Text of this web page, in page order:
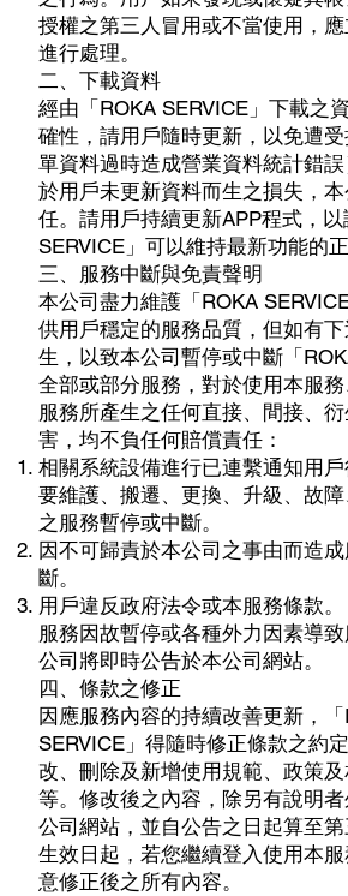
授權之第三人冒用或不當使用，
進行處理。
二、下載資料
經由「ROKA SERVICE」下載之
確性，請用戶隨時更新，以免遭
單資料過時造成營業資料統計錯
於用戶未更新資料而生之損失，
任。請用戶持續更新APP程式，
SERVICE」可以維持最新功能的正
三、服務中斷與免責聲明
本公司盡力維護「ROKA
供用戶穩定的服務品質，但如有
生，以致本公司暫停或中斷「
全部或部分服務，對於使用本服
服務所產生之任何直接、間接、
害，均不負任何賠償責任：
相關系統設備進行已連繫通知用
要維護、搬遷、更換、升級、故
之服務暫停或中斷。
因不可歸責於本公司之事由而造
斷。
用戶違反政府法令或本服務條款。
服務因故暫停或各種外力因素導
公司將即時公告於本公司網站。
四、條款之修正
因應服務內容的持續改善更新，
SERVICE」得隨時修正條款之約
改、刪除及新增使用規範、政策
等。修改後之內容，除另有說明
公司網站，並自公告之日起算至
生效日起，若您繼續登入使用本
意修正後之所有內容。